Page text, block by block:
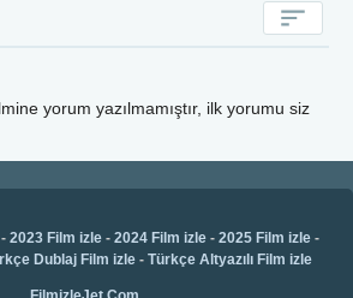
yorum yazılmamıştır, ilk yorumu siz
2023 Film izle- 2024 Film izle- 2025 Film izle-
Dublaj Film izle - Türkçe Altyazılı Film izle